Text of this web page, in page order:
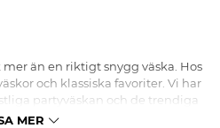
än en riktigt snygg väska. Hos
och klassiska favoriter. Vi har
partyväskan och de trendiga
kan hitta väskan som matchar ditt
MER